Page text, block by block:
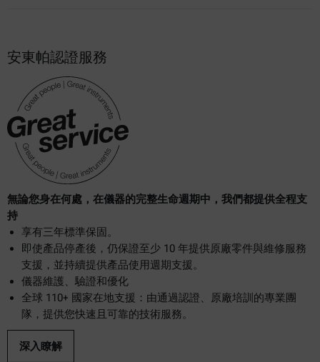
安東帕認證服務
無論您身在何處，在儀器的完整生命週期中，我們都提供全程支
持
享有三年標準保固。
即使產品停產後，仍保證至少 10 年提供原廠零件與維修服務
支援，並持續提供產品使用週期支援。
儀器維護、驗證和優化
全球 110+ 國家在地支援：由通過認證、原廠培訓的專業團
隊，提供您快速且可靠的技術服務。
深入瞭解